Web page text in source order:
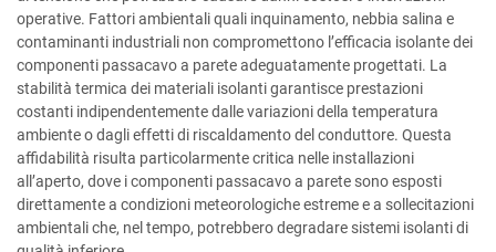
operative. Fattori ambientali quali inquinamento, nebbia salina e
contaminanti industriali non compromettono l’efficacia isolante dei
componenti passacavo a parete adeguatamente progettati. La
stabilità termica dei materiali isolanti garantisce prestazioni
costanti indipendentemente dalle variazioni della temperatura
ambiente o dagli effetti di riscaldamento del conduttore. Questa
affidabilità risulta particolarmente critica nelle installazioni
all’aperto, dove i componenti passacavo a parete sono esposti
direttamente a condizioni meteorologiche estreme e a sollecitazioni
ambientali che, nel tempo, potrebbero degradare sistemi isolanti di